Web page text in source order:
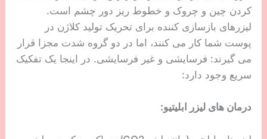
کوچک برای ایجاد پارگی های میکروسکوپی در سطح
پوست برای تحریک چرخه ترمیم پوست استفاده می
شود. خیلی دردناک نیست و نتایج بسیار خوبی به همراه
دارد.
موثرتر میکرونیدلینگ کلاسیک. میکرونیدلینگ پلاسمای غنی